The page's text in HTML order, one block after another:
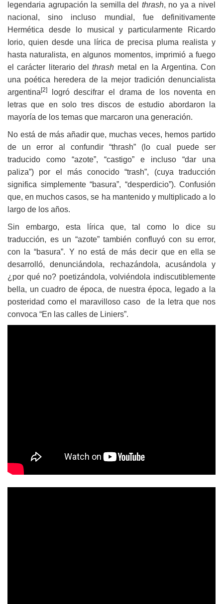
legendaria agrupación la semilla del thrash, no ya a nivel
nacional, sino incluso mundial, fue definitivamente
Hermética desde lo musical y particularmente Ricardo
Iorio, quien desde una lírica de precisa pluma realista y
hasta naturalista, en algunos momentos, imprimió a fuego
el carácter literario delthrash metal en la Argentina. Con
una poética heredera de la mejor tradición denuncialista
argentina [2]
logró descifrar el drama de los noventa en
letras que en solo tres discos de estudio abordaron la
mayoría de los temas que marcaron una generación.
No está de más añadir que, muchas veces, hemos partido
de un error al confundir “thrash” (lo cual puede ser
traducido como “azote”, “castigo” e incluso “dar una
paliza”) por el más conocido “trash”, (cuya traducción
significa simplemente “basura”, “desperdicio”). Confusión
que, en muchos casos, se ha mantenido y multiplicado a lo
largo de los años.
Sin embargo, esta lírica que, tal como lo dice su
traducción, es un “azote” también confluyó con su error,
con la “basura”. Y no está de más decir que en ella se
desarrolló, denunciándola, rechazándola, acusándola y
¿por qué no? poetizándola, volviéndola indiscutiblemente
bella, un cuadro de época, de nuestra época, legado a la
posteridad como el maravilloso caso de la letra que nos
convoca “En las calles de Liniers”.